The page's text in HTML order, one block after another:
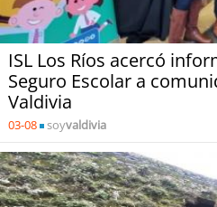
ISL Los Ríos acercó
Seguro Escolar a
Valdivia
03-08 soyvaldivia